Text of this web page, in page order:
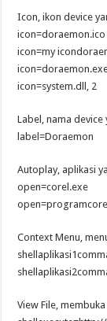
Icon, ikon device
icon=doraemon.ico
icon=my
icon=system.dll, 2
Label, nama
label=Doraemon
Autoplay, aplikasi
open=corel.exe
Context Menu,
View File,